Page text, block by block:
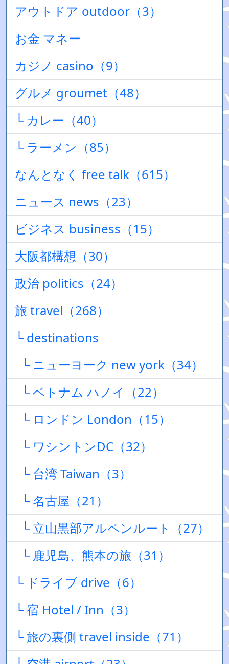
アウトドア outdoor（3）
お金 マネー
カジノ casino（9）
グルメ groumet（48）
└ カレー（40）
└ ラーメン（85）
なんとなく free talk（615）
ニュース news（23）
ビジネス business（15）
大阪都構想（30）
政治 politics（24）
旅 travel（268）
└ destinations
└ ニューヨーク new york（34）
└ ベトナム ハノイ（22）
└ ロンドン London（15）
└ ワシントンDC（32）
└ 台湾 Taiwan（3）
└ 名古屋（21）
└ 立山黒部アルペンルート（27）
└ 鹿児島、熊本の旅（31）
└ ドライブ drive（6）
└ 宿 Hotel / Inn（3）
└ 旅の裏側 travel inside（71）